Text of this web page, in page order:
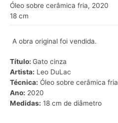
Óleo sobre cerâmica fria, 2020
18 cm
A obra original foi vendida.
Título: Gato cinza
Artista: Leo DuLac
Técnica: Óleo sobre cerâmica fria
Ano: 2020
Medidas: 18 cm de diâmetro